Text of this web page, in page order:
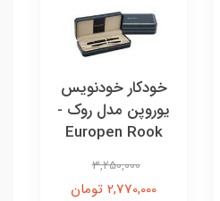
خودکار خودنویس
یوروپن مدل روک -
Europen Rook
3,250,000
2,770,000 تومان